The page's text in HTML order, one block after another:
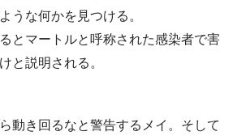
うな何かを見つける。
とマートルと呼称された感染者で害
と説明される。
動き回るなと警告するメイ。そして